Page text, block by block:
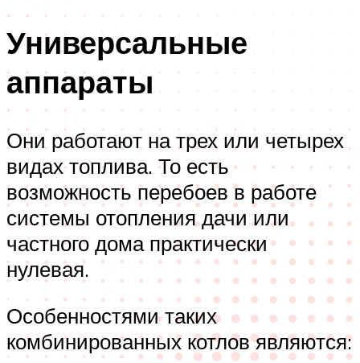
Универсальные
аппараты
Они работают на трех или четырех
видах топлива. То есть
возможность перебоев в работе
системы отопления дачи или
частного дома практически
нулевая.
Особенностями таких
комбинированных котлов являются: